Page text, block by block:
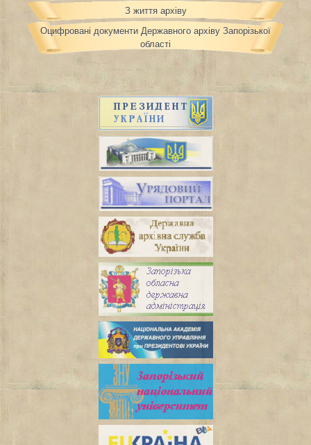
З життя архіву
Оцифровані документи Державного архіву Запорізької
області